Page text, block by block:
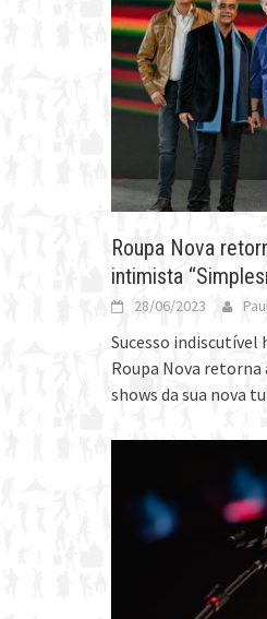
Roupa Nova
intimista
28/06/2023
Sucesso indiscutível
Roupa Nova retorna
shows da sua nova